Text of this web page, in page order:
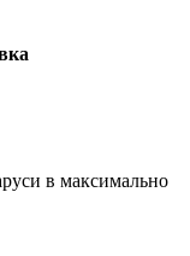
в максимально